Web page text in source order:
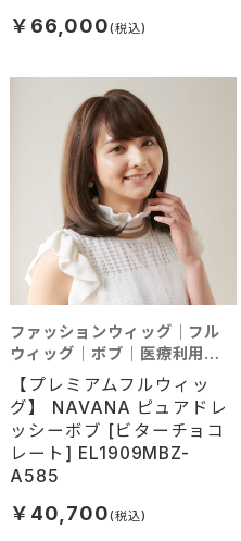
￥66,000
【プレミアムフルウィッ
グ】 NAVANA ピュアドレ
ッシーボブ [ビターチョコ
レート] EL1909MBZ-
A585
ファッションウィッグ｜フル
ウィッグ｜ボブ｜医療利用可
能
￥40,700